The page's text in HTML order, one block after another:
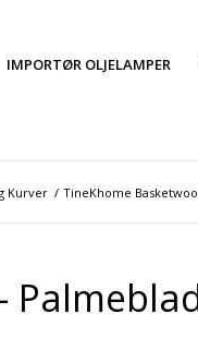
IMPORTØR OLJELAMPER
Kurver / TineKhome